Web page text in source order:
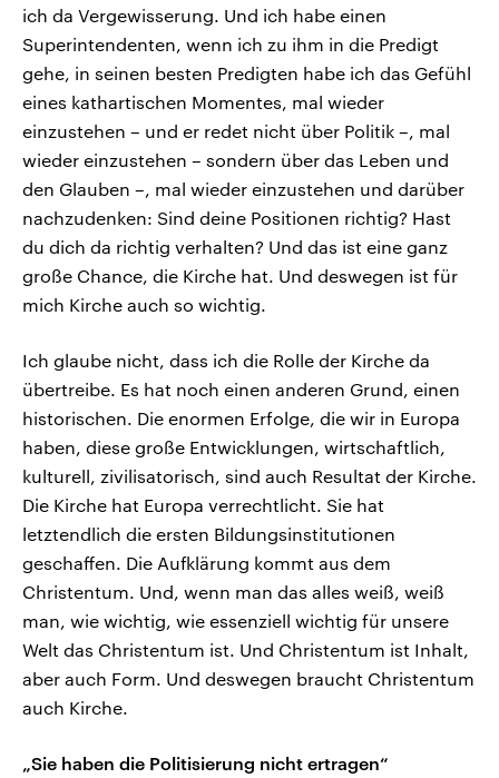
ich da Vergewisserung. Und ich habe einen
Superintendenten, wenn ich zu ihm in die Predigt
gehe, in seinen besten Predigten habe ich das Gefühl
eines kathartischen Momentes, mal wieder
einzustehen – und er redet nicht über Politik –, mal
wieder einzustehen – sondern über das Leben und
den Glauben –, mal wieder einzustehen und darüber
nachzudenken: Sind deine Positionen richtig? Hast
du dich da richtig verhalten? Und das ist eine ganz
große Chance, die Kirche hat. Und deswegen ist für
mich Kirche auch so wichtig.
Ich glaube nicht, dass ich die Rolle der Kirche da
übertreibe. Es hat noch einen anderen Grund, einen
historischen. Die enormen Erfolge, die wir in Europa
haben, diese große Entwicklungen, wirtschaftlich,
kulturell, zivilisatorisch, sind auch Resultat der Kirche.
Die Kirche hat Europa verrechtlicht. Sie hat
letztendlich die ersten Bildungsinstitutionen
geschaffen. Die Aufklärung kommt aus dem
Christentum. Und, wenn man das alles weiß, weiß
man, wie wichtig, wie essenziell wichtig für unsere
Welt das Christentum ist. Und Christentum ist Inhalt,
aber auch Form. Und deswegen braucht Christentum
auch Kirche.
„Sie haben die Politisierung nicht ertragen“